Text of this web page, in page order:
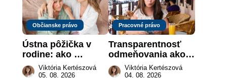
Občianske právo
Ústna pôžička v
rodine: ako
vymôcť peniaze,
keď na papieri nie
Viktória Kertészová
05. 08. 2026
Pracovné právo
Transparentnosť
odmeňovania ako
právna povinnosť:
revolúcia na
Viktória Kertészová
04. 08. 2026